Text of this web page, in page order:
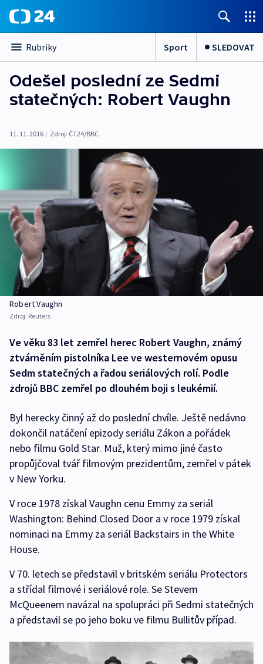
Rubriky Sport SLEDOVAT
Odešel poslední ze Sedmi
statečných: Robert Vaughn
11. 11. 2016 | Zdroj: ČT24/BBC
Robert Vaughn
Zdroj: Reuters
Ve věku 83 let zemřel herec Robert Vaughn, známý
ztvárněním pistolníka Lee ve westernovém opusu
Sedm statečných a řadou seriálových rolí. Podle
zdrojů BBC zemřel po dlouhém boji s leukémií.
Byl herecky činný až do poslední chvíle. Ještě nedávno
dokončil natáčení epizody seriálu Zákon a pořádek
nebo filmu Gold Star. Muž, který mimo jiné často
propůjčoval tvář filmovým prezidentům, zemřel v pátek
v New Yorku.
V roce 1978 získal Vaughn cenu Emmy za seriál
Washington: Behind Closed Door a v roce 1979 získal
nominaci na Emmy za seriál Backstairs in the White
House.
V 70. letech se představil v britském seriálu Protectors
a střídal filmové i seriálové role. Se Stevem
McQueenem navázal na spolupráci při Sedmi statečných
a představil se po jeho boku ve filmu Bullitův případ.